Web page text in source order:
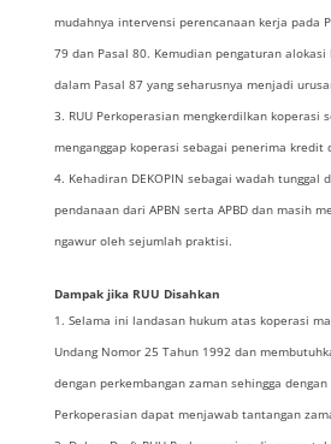
mudahnya intervensi perencanaan kerja pada
79 dan Pasal 80. Kemudian pengaturan
dalam Pasal 87 yang seharusnya menjadi
RUU Perkoperasian mengkerdilkan koperasi
menganggap koperasi sebagai penerima kredit
Kehadiran DEKOPIN sebagai wadah tunggal
pendanaan dari APBN serta APBD dan masih
ngawur oleh sejumlah praktisi.
Dampak jika RUU Disahkan
Selama ini landasan hukum atas koperasi
Undang Nomor 25 Tahun 1992 dan
dengan perkembangan zaman sehingga dengan
Perkoperasian dapat menjawab tantangan